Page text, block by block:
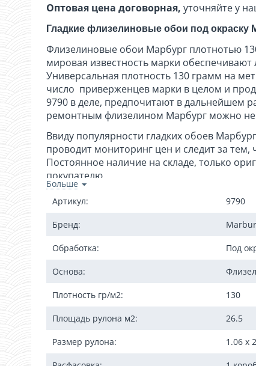
Оптовая цена договорная, уточняйте у
Гладкие флизелиновые обои под окраску
Флизелиновые обои Марбург плотнотью
мировая известность марки
Универсальная плотность 130 грамм на
число приверженцев марки в целом и
9790 в деле, предпочитают в дальнейшем
ремонтным флизелином Марбург можно не
Ввиду популярности гладких обоев
проводит мониторинг цен и следит за
Постоянное наличие на складе, только
покупателю.
Применяется при строительствеи ремонте
Полностью укрывает небольшие трещины и
Больше
Артикул:
9790
Бренд:
Обработка: Под
Основа:
Плотность гр/м2: 130
Площадь рулона м2: 26.5
Размер рулона: 1.06 x